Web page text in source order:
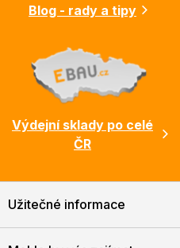
Blog - rady a tipy
Výdejní sklady po celé
ČR
Užitečné informace